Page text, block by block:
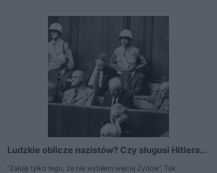
Ludzkie oblicze nazistów? Czy sługusi Hitlera...
“Żałuję tylko tego, że nie wybiłem więcej Żydów”. Tak